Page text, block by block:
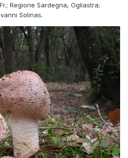
Regione Sardegna, Ogliastra;
Solinas.